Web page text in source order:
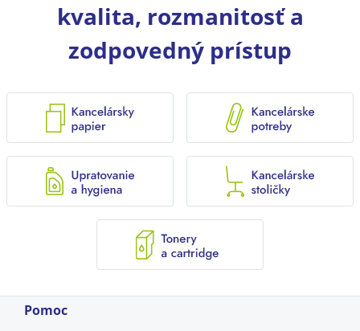
kvalita, rozmanitosť a
zodpovedný prístup
Pomoc